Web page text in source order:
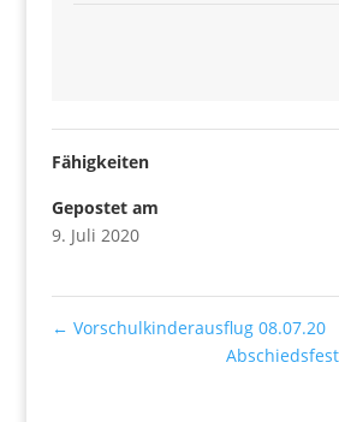
Fähigkeiten
Gepostet am
9. Juli 2020
← Vorschulkinderausflug 08.07.20